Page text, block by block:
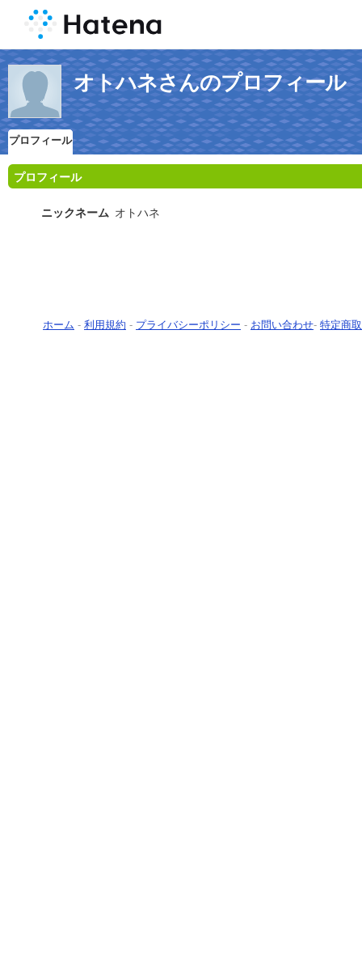
オトハネさんのプロフィール
プロフィール
プロフィール
ニックネーム オトハネ
ホーム - 利用規約 - プライバシーポリシー - お問い合わせ- 特定商